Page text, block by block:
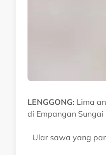
LENGGONG: Lima
di Empangan
Ular sawa yang